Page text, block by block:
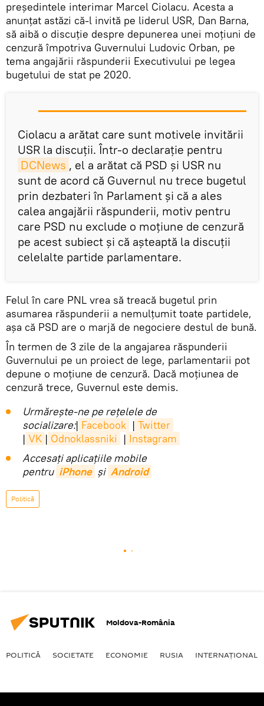
președintele interimar Marcel Ciolacu. Acesta a
anunțat astăzi că-l invită pe liderul USR, Dan Barna,
să aibă o discuție despre depunerea unei moțiuni de
cenzură împotriva Guvernului Ludovic Orban, pe
tema angajării răspunderii Executivului pe legea
bugetului de stat pe 2020.
Ciolacu a arătat care sunt motivele invitării
USR la discuții. Într-o declarație pentru
DCNews , el a arătat că PSD și USR nu
sunt de acord că Guvernul nu trece bugetul
prin dezbateri în Parlament și că a ales
calea angajării răspunderii, motiv pentru
care PSD nu exclude o moțiune de cenzură
pe acest subiect și că așteaptă la discuții
celelalte partide parlamentare.
Felul în care PNL vrea să treacă bugetul prin
asumarea răspunderii a nemulțumit toate partidele,
așa că PSD are o marjă de negociere destul de bună.
În termen de 3 zile de la angajarea răspunderii
Guvernului pe un proiect de lege, parlamentarii pot
depune o moțiune de cenzură. Dacă moțiunea de
cenzură trece, Guvernul este demis.
Urmărește-ne pe rețelele de
socializare:| Facebook | Twitter
| VK | Odnoklassniki | Instagram
Accesaţi aplicaţiile mobile
pentru iPhone și Android
Politică
Moldova-România
POLITICĂ SOCIETATE ECONOMIE RUSIA INTERNAŢIONAL